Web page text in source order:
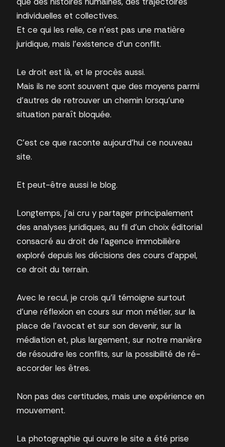
individuelles et collectives.
Et ce qui les relie, ce n’est pas une matière
juridique, mais l’existence d’un conflit.
Le droit est là, et le procès aussi.
Mais ils ne sont souvent que des moyens parmi
d’autres de retrouver un chemin lorsqu’une
situation paraît bloquée.
C’est ce que raconte aujourd’hui ce nouveau
site.
Et peut-être aussi le blog.
Longtemps, j’ai cru y partager principalement
des analyses juridiques, au fil d’un choix éditorial
consacré au droit de l’agence immobilière
exploré depuis les décisions des cours d’appel,
ce droit du terrain.
Avec le recul, je crois qu’il témoigne surtout
d’une réflexion en cours sur mon métier, sur la
place de l’avocat et sur son devenir, sur la
médiation et, plus largement, sur notre manière
de résoudre les conflits, sur la possibilité de ré-
accorder les êtres.
Non pas des certitudes, mais une expérience en
mouvement.
La photographie qui ouvre le site a été prise